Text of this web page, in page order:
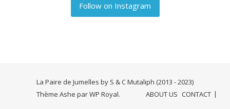
Follow on Instagram
La Paire de Jumelles by S & C Mutaliph (2013 - 2023)
ABOUT US CONTACT
Thème Ashe parWP Royal.